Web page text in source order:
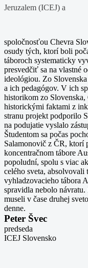
Jeruzalem (ICEJ) a
spoločnosťou Chevra
osudy tých, ktorí boli
táboroch systematicky
presvedčiť sa na vlastné
ideológiou. Zo
a ich pedagógov. V ich
historikom zo Slovenska,
historickými faktami z
stranu projekt podporilo
na podujatie vyslalo
Študentom sa počas
Salamonovič z ČR, ktorí
koncentračnom tábore
popoludní, spolu s viac
celého sveta,
vyhladzovacieho tábora
spravidla nebolo
museli v čase druhej
denne.
Peter Švec
predseda
ICEJ Slovensko